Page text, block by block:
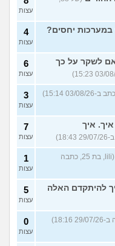
עצות
במערכות יחסים? 4
עצות
האם לשקר על כך
6
עצות
3
עצות
איך. איך
7
עצות
(lili, בת 25, כתבה
1
עצות
להיתקדם האלה 5
עצות
0
עצות